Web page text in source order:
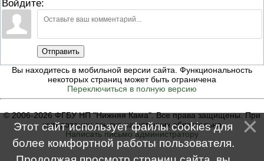
Войдите:
Отправить
Вы находитесь в мобильной версии сайта. Функциональность
некоторых страниц может быть ограничена
Переключиться в полную версию
© 2006-2026 ФГБУ НП "Нижняя Кама". Все права защищены. При
копировании ссылка на источник обязательна
Написать письмо администратору
Этот сайт использует файлы cookies для
более комфортной работы пользователя.